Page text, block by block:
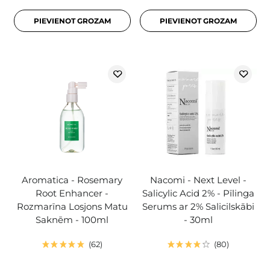
PIEVIENOT GROZAM PIEVIENOT GROZAM
Aromatica - Rosemary
Root Enhancer -
Rozmarīna Losjons Matu
Saknēm - 100ml
62
Nacomi - Next Level -
Salicylic Acid 2% - Pīlinga
Serums ar 2% Salicilskābi
- 30ml
80